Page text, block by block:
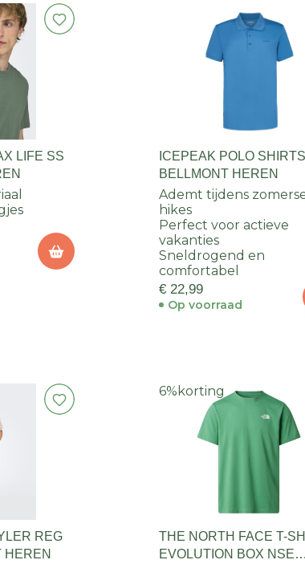
LIFE SS
ICEPEAK POLO SHIRTS
BELLMONT HEREN
Ademt tijdens
hikes
Perfect voor actieve
vakanties
Sneldrogend en
comfortabel
€ 22,99
Op voorraad
REG
HEREN
6% korting
THE NORTH FACE T-
EVOLUTION BOX NSE